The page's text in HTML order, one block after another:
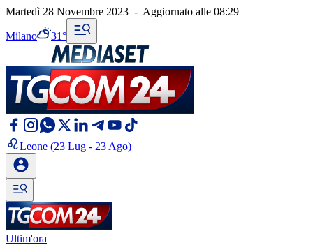
Martedì 28 Novembre 2023 - Aggiornato alle 08:29
Milano 31°
Leone (23 Lug - 23 Ago)
Ultim'ora